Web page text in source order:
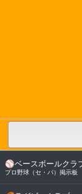
⚾ベースボールクラ
プロ野球（セ・パ）掲示板